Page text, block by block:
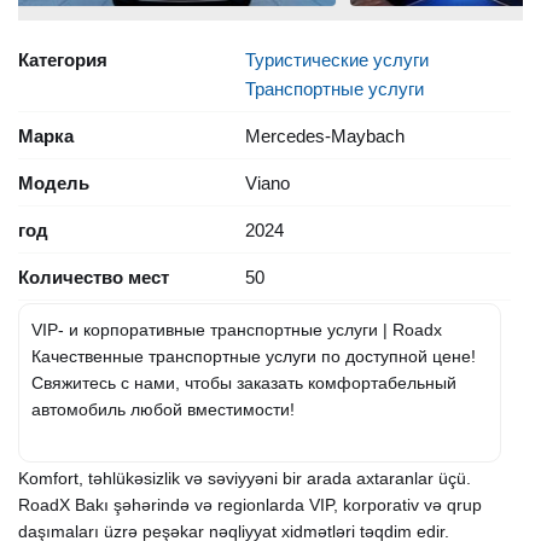
Категория
Туристические услуги
Транспортные услуги
Марка Mercedes-Maybach
Модель Viano
год 2024
Количество мест 50
VIP- и корпоративные транспортные услуги | Roadx
Качественные транспортные услуги по доступной цене!
Свяжитесь с нами, чтобы заказать комфортабельный
автомобиль любой вместимости!
Komfort, təhlükəsizlik və səviyyəni bir arada axtaranlar üçü.
RoadX Bakı şəhərində və regionlarda VIP, korporativ və qrup
daşımaları üzrə peşəkar nəqliyyat xidmətləri təqdim edir.